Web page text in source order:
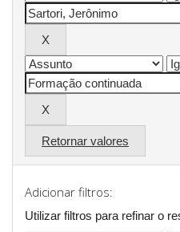
Retornar valores
Adicionar filtros:
Utilizar filtros para refinar o